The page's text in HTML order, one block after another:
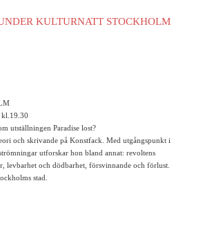
KULTURNATT STOCKHOLM
utställningen Paradise lost?
och skrivande på Konstfack. Med utgångspunkt i
utforskar hon bland annat: revoltens
levbarhet och dödbarhet, försvinnande och förlust.
stad.